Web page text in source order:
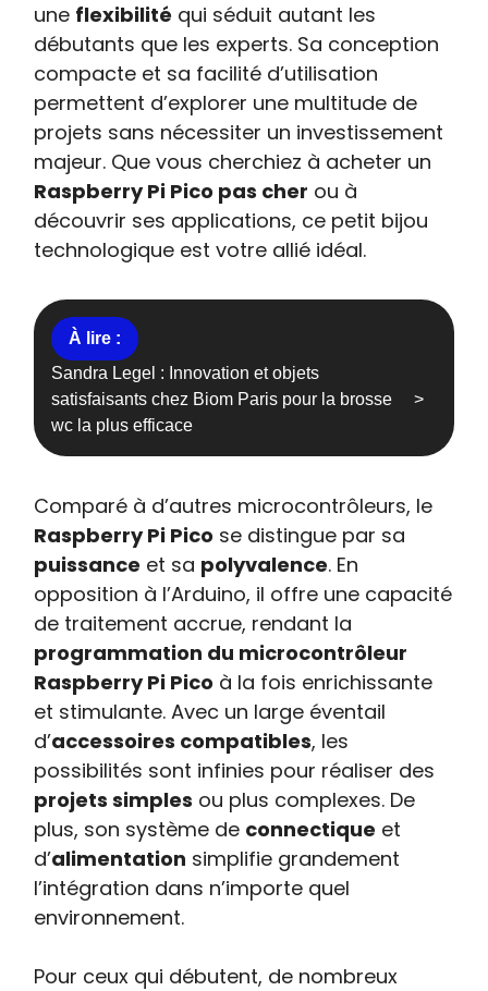
une flexibilité qui séduit autant les
débutants que les experts. Sa conception
compacte et sa facilité d’utilisation
permettent d’explorer une multitude de
projets sans nécessiter un investissement
majeur. Que vous cherchiez à acheter un
Raspberry Pi Pico pas cher ou à
découvrir ses applications, ce petit bijou
technologique est votre allié idéal.
Sandra Legel : Innovation et objets
satisfaisants chez Biom Paris pour la brosse
wc la plus efficace
Comparé à d’autres microcontrôleurs, le
Raspberry Pi Pico se distingue par sa
puissance et sa polyvalence. En
opposition à l’Arduino, il offre une capacité
de traitement accrue, rendant la
programmation du microcontrôleur
Raspberry Pi Pico à la fois enrichissante
et stimulante. Avec un large éventail
d’accessoires compatibles, les
possibilités sont infinies pour réaliser des
projets simples ou plus complexes. De
plus, son système de connectique et
d’alimentation simplifie grandement
l’intégration dans n’importe quel
environnement.
Pour ceux qui débutent, de nombreux